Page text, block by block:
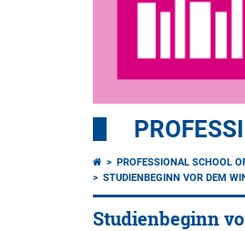
PROFESSIONAL SCHOOL
STUDIENBEGINN VOR DEM
Studienbeginn